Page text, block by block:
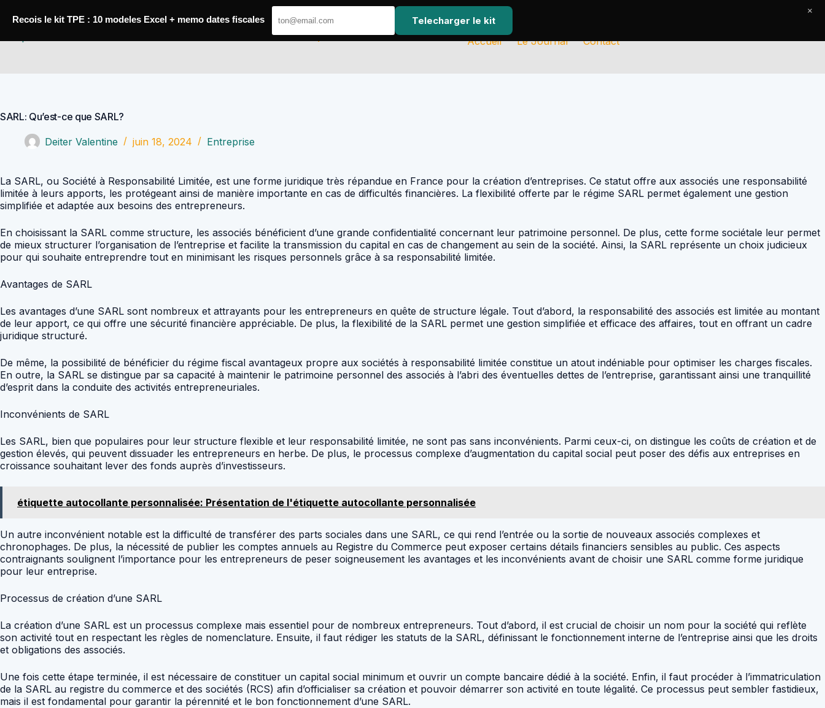
Accueil Le Journal Contact
SARL: Qu’est-ce que SARL?
Deiter Valentine juin 18, 2024 Entreprise
La SARL, ou Société à Responsabilité Limitée, est une forme juridique très répandue en France pour la création d’entreprises. Ce statut offre aux associés une responsabilité
limitée à leurs apports, les protégeant ainsi de manière importante en cas de difficultés financières. La flexibilité offerte par le régime SARL permet également une gestion
simplifiée et adaptée aux besoins des entrepreneurs.
En choisissant la SARL comme structure, les associés bénéficient d’une grande confidentialité concernant leur patrimoine personnel. De plus, cette forme sociétale leur permet
de mieux structurer l’organisation de l’entreprise et facilite la transmission du capital en cas de changement au sein de la société. Ainsi, la SARL représente un choix judicieux
pour qui souhaite entreprendre tout en minimisant les risques personnels grâce à sa responsabilité limitée.
Avantages de SARL
Les avantages d’une SARL sont nombreux et attrayants pour les entrepreneurs en quête de structure légale. Tout d’abord, la responsabilité des associés est limitée au montant
de leur apport, ce qui offre une sécurité financière appréciable. De plus, la flexibilité de la SARL permet une gestion simplifiée et efficace des affaires, tout en offrant un cadre
juridique structuré.
De même, la possibilité de bénéficier du régime fiscal avantageux propre aux sociétés à responsabilité limitée constitue un atout indéniable pour optimiser les charges fiscales.
En outre, la SARL se distingue par sa capacité à maintenir le patrimoine personnel des associés à l’abri des éventuelles dettes de l’entreprise, garantissant ainsi une tranquillité
d’esprit dans la conduite des activités entrepreneuriales.
Inconvénients de SARL
Les SARL, bien que populaires pour leur structure flexible et leur responsabilité limitée, ne sont pas sans inconvénients. Parmi ceux-ci, on distingue les coûts de création et de
gestion élevés, qui peuvent dissuader les entrepreneurs en herbe. De plus, le processus complexe d’augmentation du capital social peut poser des défis aux entreprises en
croissance souhaitant lever des fonds auprès d’investisseurs.
étiquette autocollante personnalisée: Présentation de l'étiquette autocollante personnalisée
Un autre inconvénient notable est la difficulté de transférer des parts sociales dans une SARL, ce qui rend l’entrée ou la sortie de nouveaux associés complexes et
chronophages. De plus, la nécessité de publier les comptes annuels au Registre du Commerce peut exposer certains détails financiers sensibles au public. Ces aspects
contraignants soulignent l’importance pour les entrepreneurs de peser soigneusement les avantages et les inconvénients avant de choisir une SARL comme forme juridique
pour leur entreprise.
Processus de création d’une SARL
La création d’une SARL est un processus complexe mais essentiel pour de nombreux entrepreneurs. Tout d’abord, il est crucial de choisir un nom pour la société qui reflète
son activité tout en respectant les règles de nomenclature. Ensuite, il faut rédiger les statuts de la SARL, définissant le fonctionnement interne de l’entreprise ainsi que les droits
et obligations des associés.
Une fois cette étape terminée, il est nécessaire de constituer un capital social minimum et ouvrir un compte bancaire dédié à la société. Enfin, il faut procéder à l’immatriculation
de la SARL au registre du commerce et des sociétés (RCS) afin d’officialiser sa création et pouvoir démarrer son activité en toute légalité. Ce processus peut sembler fastidieux,
mais il est fondamental pour garantir la pérennité et le bon fonctionnement d’une SARL.
Recois le kit TPE : 10 modeles Excel + memo dates fiscales Telecharger le kit
×